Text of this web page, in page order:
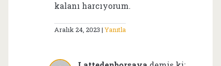
kalanı harcıyorum.
Aralık 24, 2023 Yanıtla